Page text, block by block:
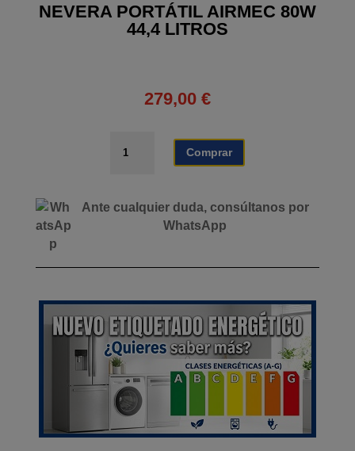
NEVERA PORTÁTIL AIRMEC 80W
44,4 LITROS
279,00 €
PORTÁTIL
44,4
Comprar
Ante cualquier duda, consúltanos por
WhatsApp